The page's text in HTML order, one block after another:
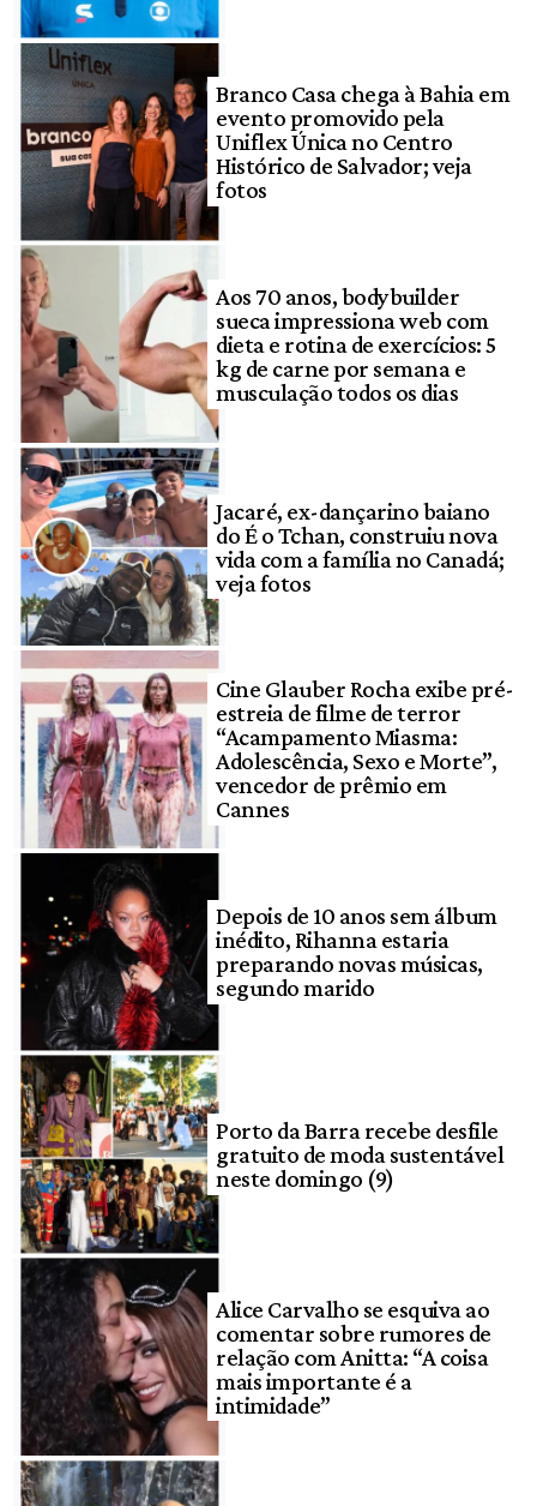
Branco Casa chega à Bahia em
evento promovido pela
Uniflex Única no Centro
Histórico de Salvador; veja
fotos
Aos 70 anos, bodybuilder
sueca impressiona web com
dieta e rotina de exercícios: 5
kg de carne por semana e
musculação todos os dias
Jacaré, ex-dançarino baiano
do É o Tchan, construiu nova
vida com a família no Canadá;
veja fotos
Cine Glauber Rocha exibe pré-
estreia de filme de terror
“Acampamento Miasma:
Adolescência, Sexo e Morte”,
vencedor de prêmio em
Cannes
Depois de 10 anos sem álbum
inédito, Rihanna estaria
preparando novas músicas,
segundo marido
Porto da Barra recebe desfile
gratuito de moda sustentável
neste domingo (9)
Alice Carvalho se esquiva ao
comentar sobre rumores de
relação com Anitta: “A coisa
mais importante é a
intimidade”